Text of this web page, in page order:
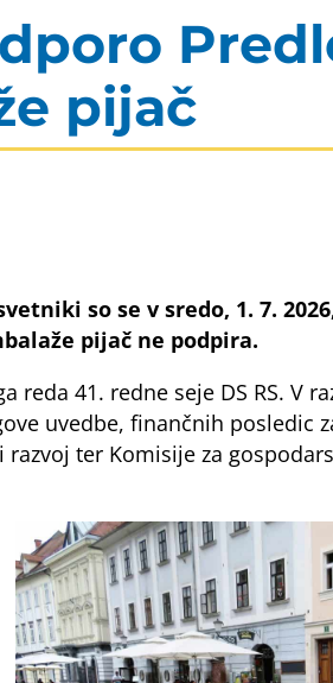
pijač
so se v sredo, 1. 7.
pijač ne podpira.
reda 41. redne seje DS RS.
uvedbe, finančnih
ter Komisije za